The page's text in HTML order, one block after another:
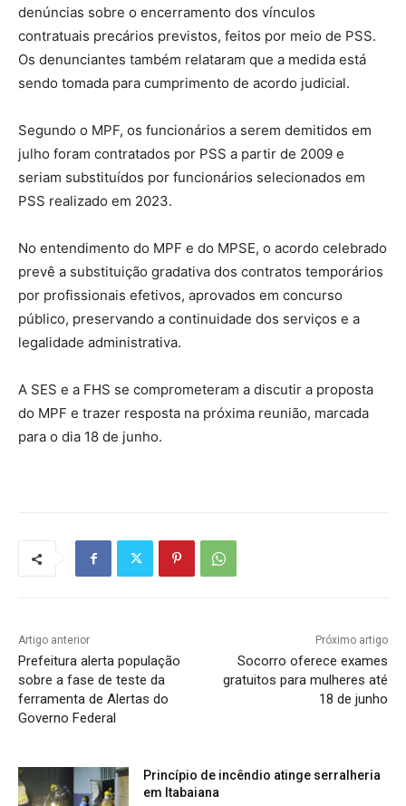
denúncias sobre o encerramento dos vínculos
contratuais precários previstos, feitos por meio de PSS.
Os denunciantes também relataram que a medida está
sendo tomada para cumprimento de acordo judicial.
Segundo o MPF, os funcionários a serem demitidos em
julho foram contratados por PSS a partir de 2009 e
seriam substituídos por funcionários selecionados em
PSS realizado em 2023.
No entendimento do MPF e do MPSE, o acordo celebrado
prevê a substituição gradativa dos contratos temporários
por profissionais efetivos, aprovados em concurso
público, preservando a continuidade dos serviços e a
legalidade administrativa.
A SES e a FHS se comprometeram a discutir a proposta
do MPF e trazer resposta na próxima reunião, marcada
para o dia 18 de junho.
Artigo anterior
Prefeitura alerta população
sobre a fase de teste da
ferramenta de Alertas do
Governo Federal
Próximo artigo
Socorro oferece exames
gratuitos para mulheres até
18 de junho
Princípio de incêndio atinge serralheria
em Itabaiana